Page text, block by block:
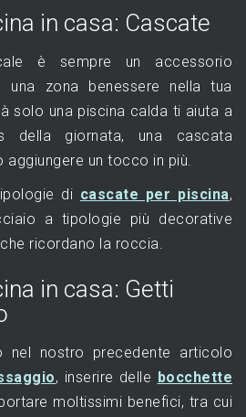
in casa: Cascate
è sempre un accessorio
una zona benessere nella tua
solo una piscina calda ti aiuta a
della giornata, una cascata
un tocco in più.
di cascate per piscina,
a tipologie più decorative
ricordano la roccia.
in casa: Getti
nel nostro precedente articolo
, inserire delle bocchette
moltissimi benefici, tra cui